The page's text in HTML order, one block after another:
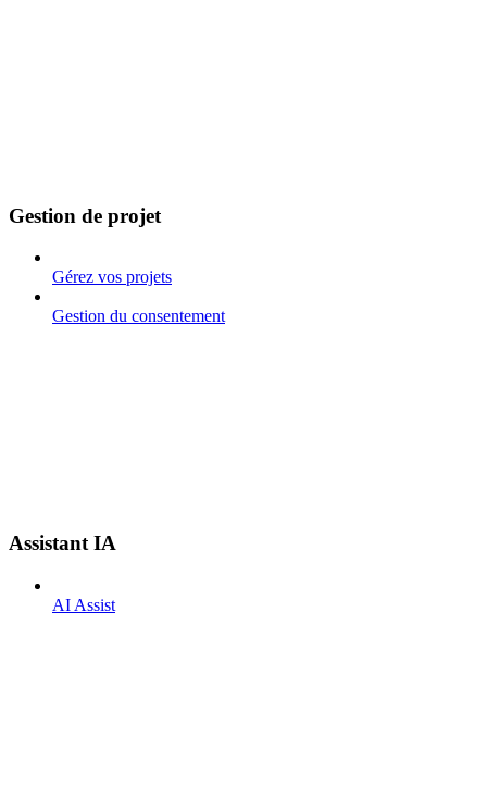
Gestion de projet
Gérez vos projets
Gestion du consentement
Assistant IA
AI Assist